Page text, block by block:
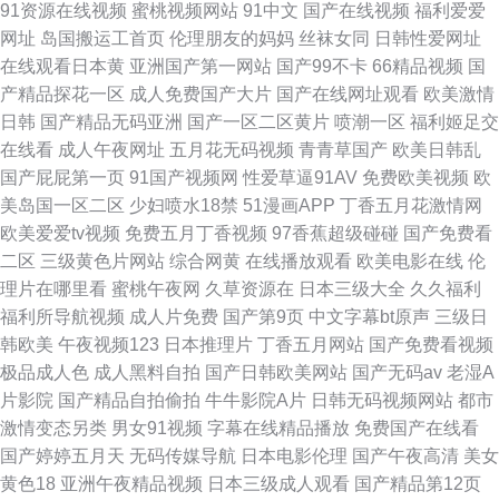
91资源在线视频 蜜桃视频网站 91中文 国产在线视频 福利爱爱
网址 岛国搬运工首页 伦理朋友的妈妈 丝袜女同 日韩性爱网址
在线观看日本黄 亚洲国产第一网站 国产99不卡 66精品视频 国
产精品探花一区 成人免费国产大片 国产在线网址观看 欧美激情
日韩 国产精品无码亚洲 国产一区二区黄片 喷潮一区 福利姬足交
在线看 成人午夜网址 五月花无码视频 青青草国产 欧美日韩乱
国产屁屁第一页 91国产视频网 性爱草逼91AV 免费欧美视频 欧
美岛国一区二区 少妇喷水18禁 51漫画APP 丁香五月花激情网
欧美爱爱tv视频 免费五月丁香视频 97香蕉超级碰碰 国产免费看
二区 三级黄色片网站 综合网黄 在线播放观看 欧美电影在线 伦
理片在哪里看 蜜桃午夜网 久草资源在 日本三级大全 久久福利
福利所导航视频 成人片免费 国产第9页 中文字幕bt原声 三级日
韩欧美 午夜视频123 日本推理片 丁香五月网站 国产免费看视频
极品成人色 成人黑料自拍 国产日韩欧美网站 国产无码av 老湿A
片影院 国产精品自拍偷拍 牛牛影院A片 日韩无码视频网站 都市
激情变态另类 男女91视频 字幕在线精品播放 免费国产在线看
国产婷婷五月天 无码传媒导航 日本电影伦理 国产午夜高清 美女
黄色18 亚洲午夜精品视频 日本三级成人观看 国产精品第12页